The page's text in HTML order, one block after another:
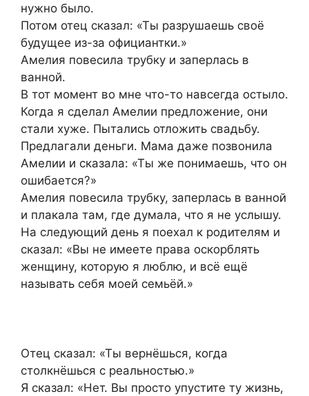
нужно было.
Потом отец сказал: «Ты разрушаешь своё
будущее из-за официантки.»
Амелия повесила трубку и заперлась в
ванной.
В тот момент во мне что-то навсегда остыло.
Когда я сделал Амелии предложение, они
стали хуже. Пытались отложить свадьбу.
Предлагали деньги. Мама даже позвонила
Амелии и сказала: «Ты же понимаешь, что он
ошибается?»
Амелия повесила трубку, заперлась в ванной
и плакала там, где думала, что я не услышу.
На следующий день я поехал к родителям и
сказал: «Вы не имеете права оскорблять
женщину, которую я люблю, и всё ещё
называть себя моей семьёй.»
Отец сказал: «Ты вернёшься, когда
столкнёшься с реальностью.»
Я сказал: «Нет. Вы просто упустите ту жизнь,